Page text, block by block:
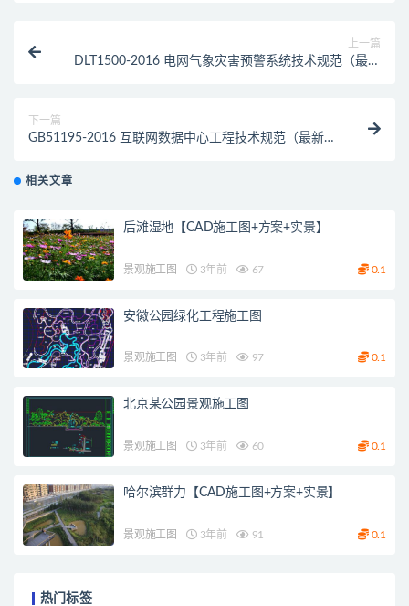
上一篇
DLT1500-2016 电网气象灾害预警系统技术规范（最新
下一篇
GB51195-2016 互联网数据中心工程技术规范（最新规
相关文章
后滩湿地【CAD施工图+方案+实景】
景观施工图 3年前 67 0.1
安徽公园绿化工程施工图
景观施工图 3年前 97 0.1
北京某公园景观施工图
景观施工图 3年前 60 0.1
哈尔滨群力【CAD施工图+方案+实景】
景观施工图 3年前 91 0.1
热门标签